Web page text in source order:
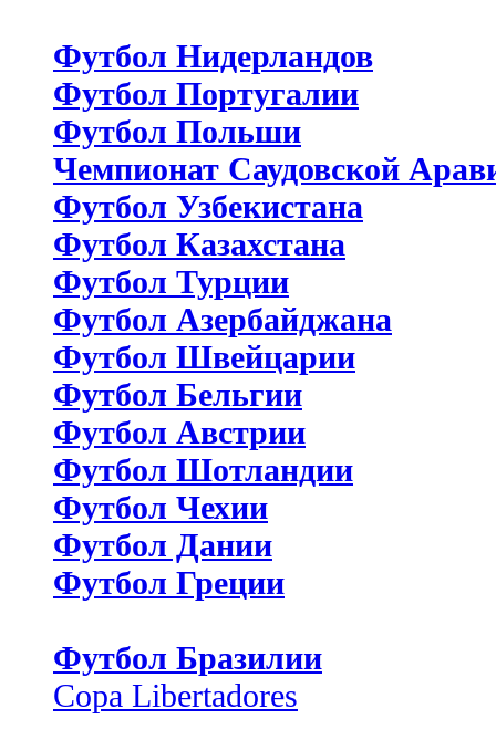
Футбол Нидерландов
Футбол Португалии
Футбол Польши
Чемпионат Саудовской
Футбол Узбекистана
Футбол Казахстана
Футбол Турции
Футбол Азербайджана
Футбол Швейцарии
Футбол Бельгии
Футбол Австрии
Футбол Шотландии
Футбол Чехии
Футбол Дании
Футбол Греции
Футбол Бразилии
Copa Libertadores